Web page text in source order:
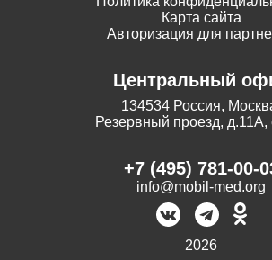
Карта сайта
Авторизация для
Центральный
134534 Россия,
Резервный проезд, д.11А,
+7 (495) 781-00-
info@mobil-med.org
2026